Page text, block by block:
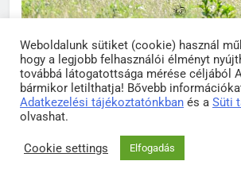
Weboldalunk sütiket (cookie) használ
hogy a legjobb felhasználói élményt
továbbá látogatottsága mérése céljából
bármikor letilthatja! Bővebb
Adatkezelési tájékoztatónkban és a Süti
olvashat.
Cookie settings Elfogadás